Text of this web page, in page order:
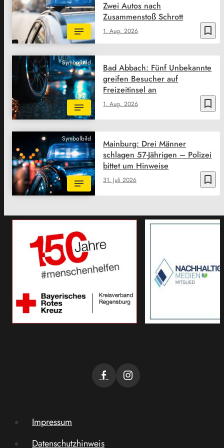
bookmark_border
1. Aug. 2026
Zwei Autos nach
Zusammenstoß Schrott
Symbolbild
bookmark_border
1. Aug. 2026
Bad Abbach: Fünf Unbekannte
greifen Besucher auf
Freizeitinsel an
Symbolbild
bookmark_border
31. Juli 2026
Mainburg: Drei Männer
schlagen 57-Jährigen – Polizei
bittet um Hinweise
Impressum
Datenschutzhinweis